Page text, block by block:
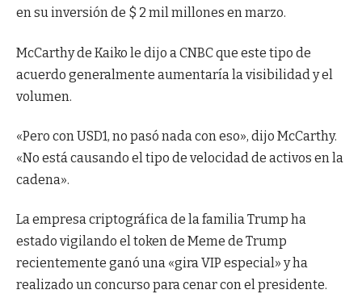
en su inversión de $ 2 mil millones en marzo.
McCarthy de Kaiko le dijo a CNBC que este tipo de
acuerdo generalmente aumentaría la visibilidad y el
volumen.
«Pero con USD1, no pasó nada con eso», dijo McCarthy.
«No está causando el tipo de velocidad de activos en la
cadena».
La empresa criptográfica de la familia Trump ha
estado vigilando el token de Meme de Trump
recientemente ganó una «gira VIP especial» y ha
realizado un concurso para cenar con el presidente.